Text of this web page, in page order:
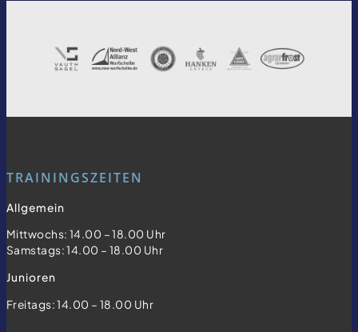
TRAININGSZEITEN
Allgemein
Mittwochs: 14.00 – 18.00 Uhr
Samstags: 14.00 – 18.00 Uhr
Junioren
Freitags: 14.00 – 18.00 Uhr